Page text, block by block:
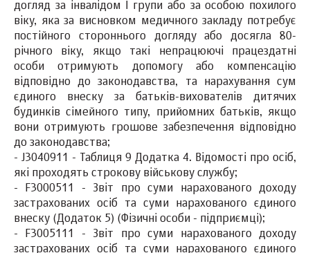
догляд за інвалідом І групи або за особою похилого
віку, яка за висновком медичного закладу потребує
постійного стороннього догляду або досягла 80-
річного віку, якщо такі непрацюючі працездатні
особи отримують допомогу або компенсацію
відповідно до законодавства, та нарахування сум
єдиного внеску за батьків-вихователів дитячих
будинків сімейного типу, прийомних батьків, якщо
вони отримують грошове забезпечення відповідно
до законодавства;
- J3040911 - Таблиця 9 Додатка 4. Відомості про осіб,
які проходять строкову військову службу;
- F3000511 - Звіт про суми нарахованого доходу
застрахованих осіб та суми нарахованого єдиного
внеску (Додаток 5) (Фізичні особи - підприємці);
- F3005111 - Звіт про суми нарахованого доходу
застрахованих осіб та суми нарахованого єдиного